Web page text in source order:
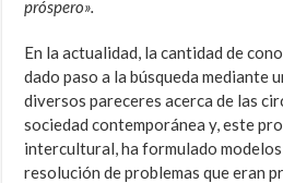
próspero».
En la actualidad, la cantidad de
dado paso a la búsqueda mediante
diversos pareceres acerca de las
sociedad contemporánea y, este
intercultural, ha formulado
resolución de problemas que eran